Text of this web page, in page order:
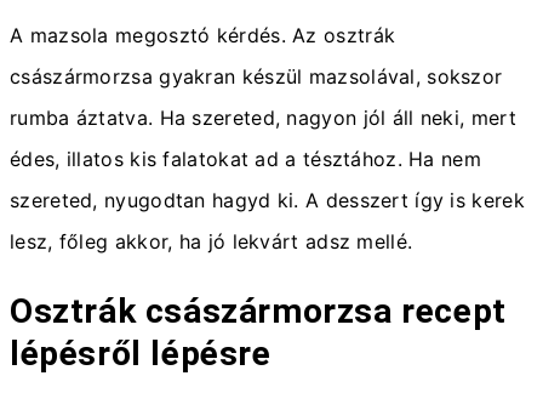
A mazsola megosztó kérdés. Az osztrák
császármorzsa gyakran készül mazsolával, sokszor
rumba áztatva. Ha szereted, nagyon jól áll neki, mert
édes, illatos kis falatokat ad a tésztához. Ha nem
szereted, nyugodtan hagyd ki. A desszert így is kerek
lesz, főleg akkor, ha jó lekvárt adsz mellé.
Osztrák császármorzsa recept
lépésről lépésre